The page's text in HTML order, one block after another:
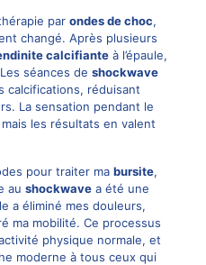
par ondes de choc,
changé. Après plusieurs
calcifianteà l’épaule,
séances de shockwave
calcifications, réduisant
La sensation pendant le
les résultats en valent
pour traiter ma bursite,
au shockwavea été une
a éliminé mes douleurs,
ma mobilité. Ce processus
physique normale, et
moderne à tous ceux qui